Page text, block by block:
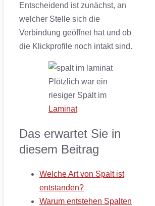
Entscheidend ist zunächst, an
welcher Stelle sich die
Verbindung geöffnet hat und ob
die Klickprofile noch intakt sind.
Plötzlich war ein
riesiger Spalt im
Laminat
Das erwartet Sie in
diesem Beitrag
Welche Art von Spalt ist
entstanden?
Warum entstehen Spalten